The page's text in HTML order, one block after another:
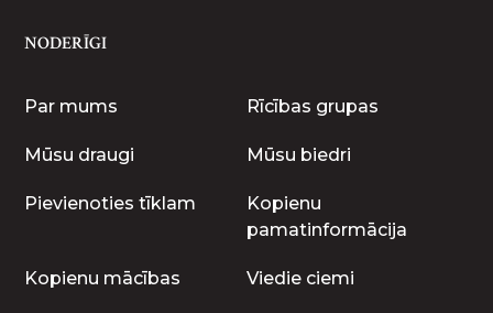
NODERĪGI
Par mums Rīcības grupas
Mūsu draugi Mūsu biedri
Pievienoties tīklam
Kopienu
pamatinformācija
Kopienu mācības Viedie ciemi